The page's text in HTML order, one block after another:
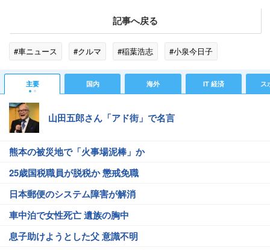
記事へ戻る
#車ニュース #クルマ #稲葉浩志 #小泉今日子
主要 国内 海外 IT 経済 ス
山田五郎さん「アド街」で名言
熊本の被災地で「火事場泥棒」か
25歳国税職員が脱税か 懲戒免職
日本郵便のシステム障害が解消
車中泊で女性死亡 遺族の胸中
息子助けようとした父 意識不明